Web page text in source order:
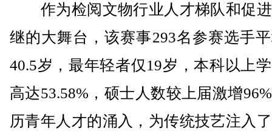
作为检阅文物行业人才梯队和促
继的大舞台，该赛事293名参赛选手
40.5岁，最年轻者仅19岁，本科以上
高达53.58%，硕士人数较上届激增
历青年人才的涌入，为传统技艺注入